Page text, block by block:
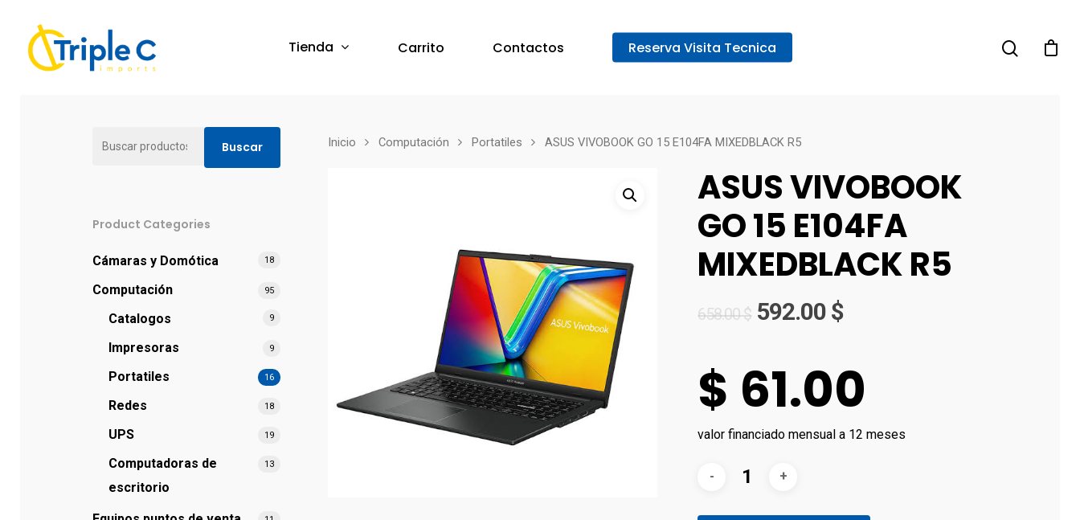
Hit enter to search or ESC to close
Tienda Carrito Contactos Reserva Visita Tecnica
Buscar
Buscar
Product Categories
Cámaras y Domótica 18
Computación 95
Catalogos 9
Impresoras 9
Portatiles 16
Redes 18
UPS 19
Сomputadoras de
escritorio
13
Inicio Computación Portatiles ASUS VIVOBOOK GO 15 E104FA MIXEDBLACK R5
ASUS VIVOBOOK
GO 15 E104FA
MIXEDBLACK R5
658.00$ 592.00 $
$ 61.00
valor financiado mensual a 12 meses